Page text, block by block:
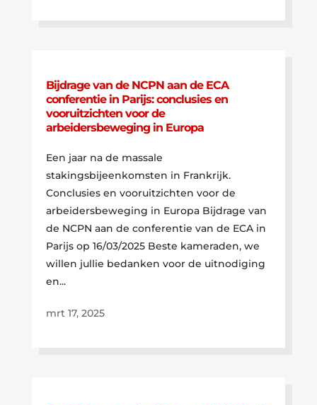
Bijdrage van de NCPN aan de ECA
conferentie in Parijs: conclusies en
vooruitzichten voor de
arbeidersbeweging in Europa
Een jaar na de massale
stakingsbijeenkomsten in Frankrijk.
Conclusies en vooruitzichten voor de
arbeidersbeweging in Europa Bijdrage van
de NCPN aan de conferentie van de ECA in
Parijs op 16/03/2025 Beste kameraden, we
willen jullie bedanken voor de uitnodiging
en...
mrt 17, 2025